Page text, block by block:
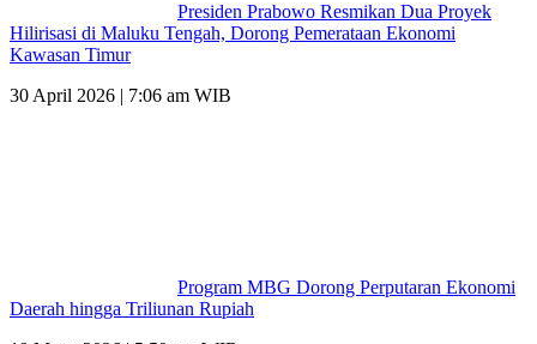
Presiden Prabowo Resmikan Dua Proyek
Hilirisasi di Maluku Tengah, Dorong Pemerataan Ekonomi
Kawasan Timur
30 April 2026 | 7:06 am WIB
Program MBG Dorong Perputaran Ekonomi
Daerah hingga Triliunan Rupiah